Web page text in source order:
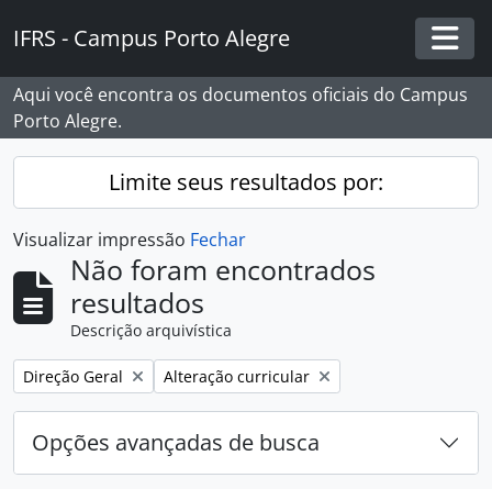
IFRS - Campus Porto Alegre
Aqui você encontra os documentos oficiais do Campus
Porto Alegre.
Limite seus resultados por:
Visualizar impressão Fechar
Não foram encontrados
resultados
Descrição arquivística
Remover filtro:
Direção Geral Remover filtro:
Alteração curricular
Opções avançadas de busca